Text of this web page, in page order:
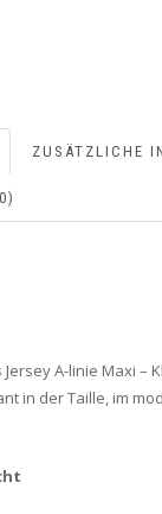
ZUSÄTZLICHE
A-linie Maxi –
in der Taille, im